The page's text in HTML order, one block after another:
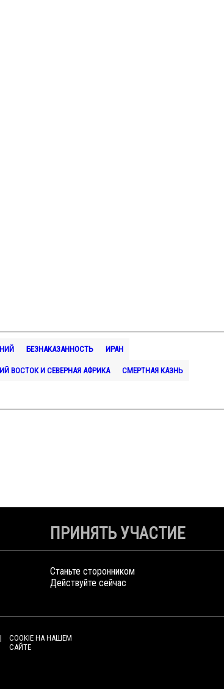
БЕЗНАКАЗАННОСТЬ ИРАН
ВОСТОК И СЕВЕРНАЯ АФРИКА СМЕРТНАЯ КАЗНЬ
ПРИНЯТЬ УЧАСТИЕ
Станьте сторонником
Действуйте сейчас
COOKIE НА НАШЕМ
САЙТЕ